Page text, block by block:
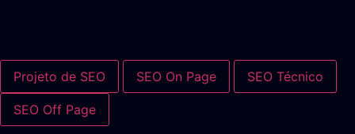
Projeto de SEO SEO On Page SEO Técnico
SEO Off Page